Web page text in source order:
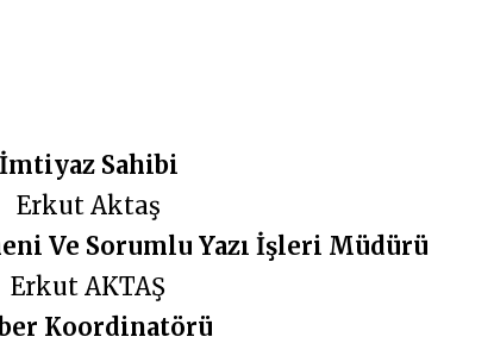
İmtiyaz Sahibi
Erkut Aktaş
Ve Sorumlu Yazı İşleri Müdürü
Erkut AKTAŞ
Koordinatörü